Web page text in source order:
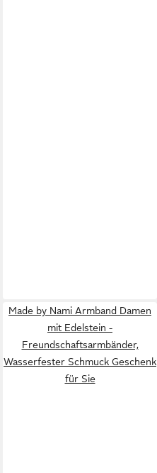
Made by Nami Armband Damen
mit Edelstein -
Freundschaftsarmbänder,
Wasserfester Schmuck Geschenk
für Sie